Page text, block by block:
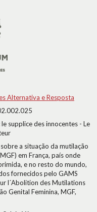
Alternativa e Resposta
le supplice des innocentes - Le
a situação da mutilação
em França, país onde
e no resto do mundo,
fornecidos pelo GAMS
l´Abolition des Mutilations
Genital Feminina, MGF,